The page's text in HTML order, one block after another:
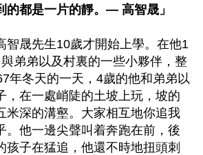
的都是一片的靜。— 高智晟」
智晟先生10歲才開始上學。在他1
弟弟以及村裏的一些小夥伴，整
年冬天的一天，4歲的他和弟弟以
，在一處峭陡的土坡上玩，坡的
米深的溝壑。大家相互地你追我
。他一邊尖聲叫着奔跑在前，後
孩子在猛追，他還不時地扭頭刺